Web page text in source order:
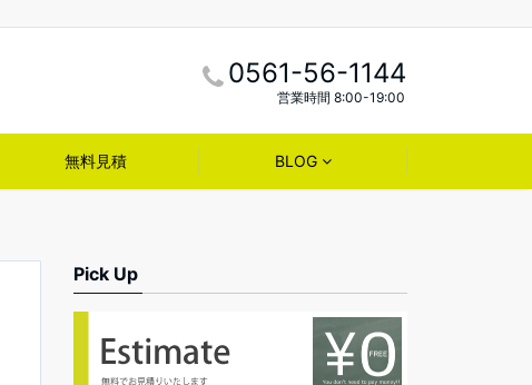
0561-56-1144
営業時間 8:00-19:00
無料見積 BLOG
Pick Up